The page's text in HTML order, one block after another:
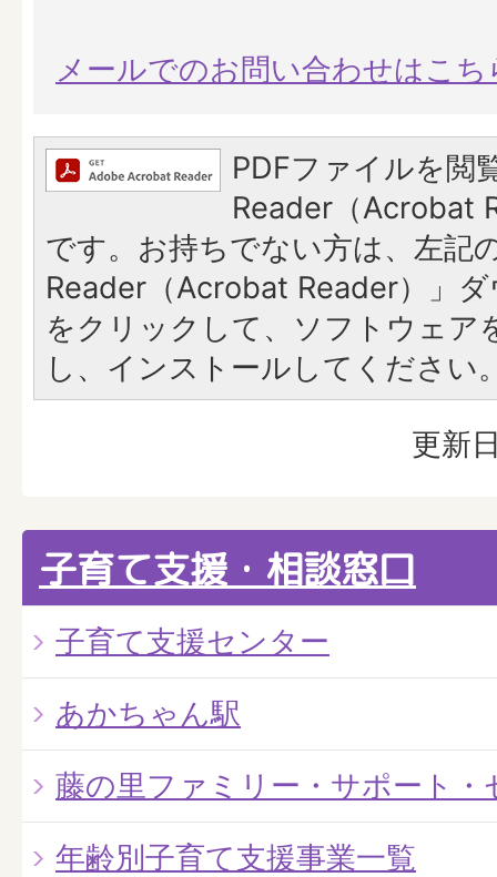
メールでのお問い合わせはこち
PDFファイルを閲
Reader（Acrobat
です。お持ちでない方は、左記
Reader（Acrobat Reader）」
をクリックして、ソフトウェア
し、インストールしてください
更新
子育て支援・相談窓口
子育て支援センター
あかちゃん駅
藤の里ファミリー・サポート・
年齢別子育て支援事業一覧